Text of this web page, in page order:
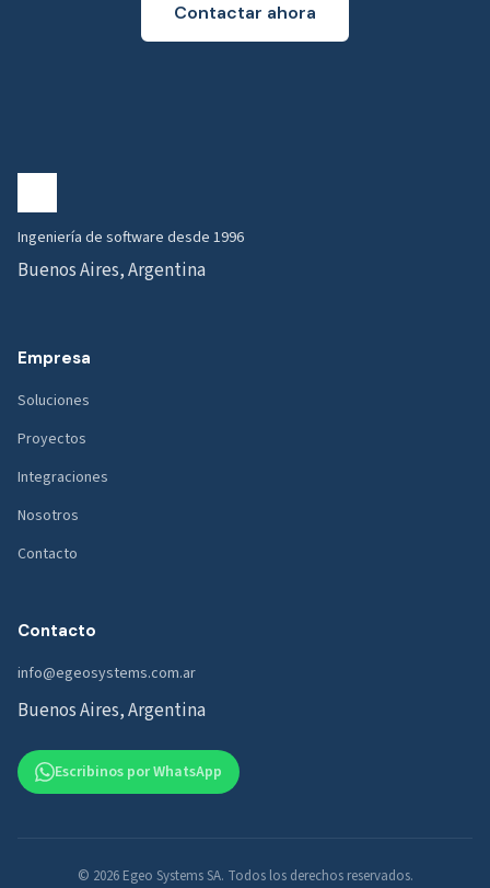
Contactar ahora
Ingeniería de software desde 1996
Buenos Aires, Argentina
Empresa
Soluciones
Proyectos
Integraciones
Nosotros
Contacto
Contacto
info@egeosystems.com.ar
Buenos Aires, Argentina
Escribinos por WhatsApp
© 2026 Egeo Systems SA. Todos los derechos reservados.